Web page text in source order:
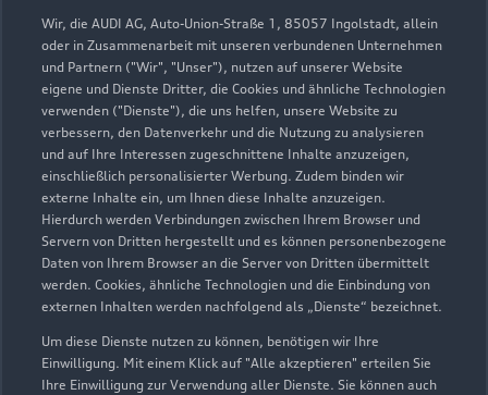
Wir, die AUDI AG, Auto-Union-Straße 1, 85057 Ingolstadt, allein
oder in Zusammenarbeit mit unseren verbundenen Unternehmen
und Partnern ("Wir", "Unser"), nutzen auf unserer Website
eigene und Dienste Dritter, die Cookies und ähnliche Technologien
verwenden ("Dienste"), die uns helfen, unsere Website zu
verbessern, den Datenverkehr und die Nutzung zu analysieren
und auf Ihre Interessen zugeschnittene Inhalte anzuzeigen,
einschließlich personalisierter Werbung. Zudem binden wir
externe Inhalte ein, um Ihnen diese Inhalte anzuzeigen.
Hierdurch werden Verbindungen zwischen Ihrem Browser und
Servern von Dritten hergestellt und es können personenbezogene
Daten von Ihrem Browser an die Server von Dritten übermittelt
werden. Cookies, ähnliche Technologien und die Einbindung von
externen Inhalten werden nachfolgend als „Dienste“ bezeichnet.
Um diese Dienste nutzen zu können, benötigen wir Ihre
Einwilligung. Mit einem Klick auf "Alle akzeptieren" erteilen Sie
Ihre Einwilligung zur Verwendung aller Dienste. Sie können auch
Marko Fahner e.K.
Servicepartner e-tron